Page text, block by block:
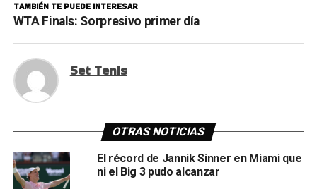
TAMBIÉN TE PUEDE INTERESAR
WTA Finals: Sorpresivo primer día
Set Tenis
OTRAS NOTICIAS
El récord de Jannik Sinner en Miami que
ni el Big 3 pudo alcanzar